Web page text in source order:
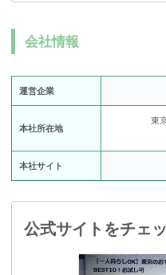
会社情報
運営企業
本社所在地
東
本社サイト
公式サイトをチェッ